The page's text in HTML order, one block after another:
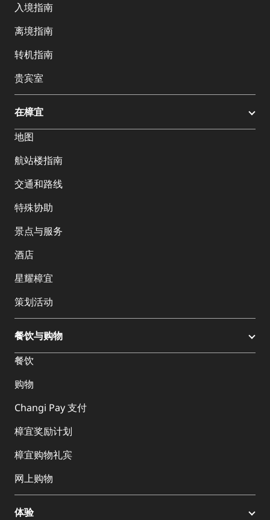
入境指南
离境指南
转机指南
贵宾室
在樟宜
地图
航站楼指南
交通和路线
特殊协助
景点与服务
酒店
星耀樟宜
策划活动
餐饮与购物
餐饮
购物
Changi Pay 支付
樟宜奖励计划
樟宜购物礼宾
网上购物
体验